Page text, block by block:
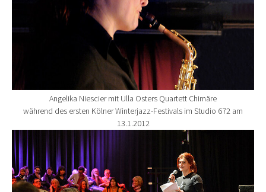
Angelika Niescier mit Ulla Osters Quartett Chimäre
während des ersten Kölner Winterjazz-Festivals im Studio 672 am
13.1.2012
Show larger version for: